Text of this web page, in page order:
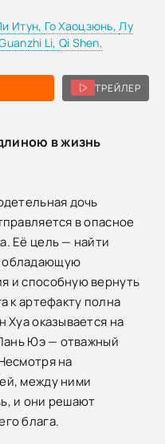
ТРЕЙЛЕР
Итун, Го Хаоцзюнь,Лу
Li, Qi Shen,
в жизнь
дочь
в опасное
Её цель — найти
обладающую
и способную вернуть
к артефакту полна
Хуа оказывается на
Юэ — отважный
на
между ними
и они решают
блага.